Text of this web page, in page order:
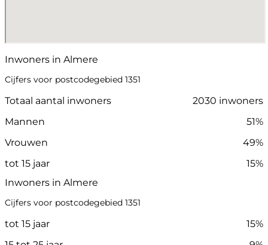
Inwoners in Almere
Cijfers voor postcodegebied 1351
Totaal aantal inwoners
2030 inwoners
Mannen
51%
Vrouwen
49%
tot 15 jaar
15%
Inwoners in Almere
Cijfers voor postcodegebied 1351
tot 15 jaar
15%